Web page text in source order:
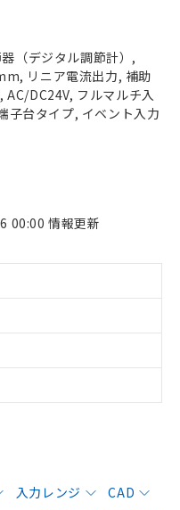
（デジタル調節計）,
リニア電流出力, 補助
AC/DC24V, フルマルチ入
子台タイプ, イベント入力
00:00 情報更新
入力レンジ
CAD